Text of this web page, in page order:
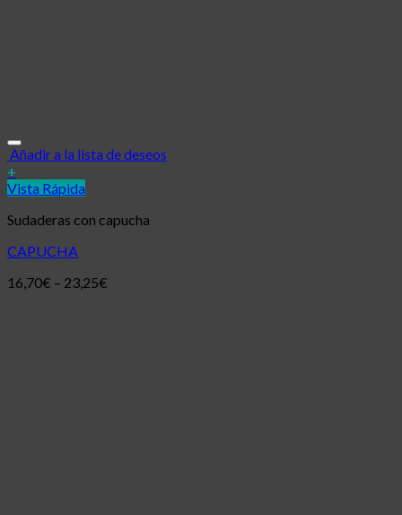
Añadir a la lista de deseos
+
Vista Rápida
Sudaderas con capucha
CAPUCHA
16,70€ – 23,25€